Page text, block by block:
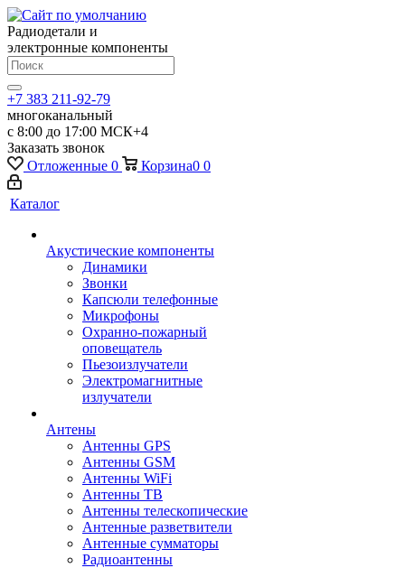
Радиодетали и
электронные компоненты
+7 383 211-92-79
многоканальный
с 8:00 до 17:00 МСК+4
Заказать звонок
Отложенные 0 Корзина0 0
Каталог
Акустические компоненты
Динамики
Звонки
Капсюли телефонные
Микрофоны
Охранно-пожарный
оповещатель
Пьезоизлучатели
Электромагнитные
излучатели
Антены
Антенны GPS
Антенны GSM
Антенны WiFi
Антенны ТВ
Антенны телескопические
Антенные разветвители
Антенные сумматоры
Радиоантенны